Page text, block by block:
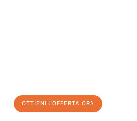
OTTIENI L'OFFERTA ORA